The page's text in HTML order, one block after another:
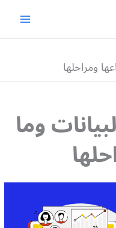
ومراحلها
وما